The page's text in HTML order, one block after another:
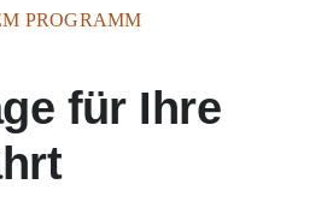
PROGRAMM
für Ihre